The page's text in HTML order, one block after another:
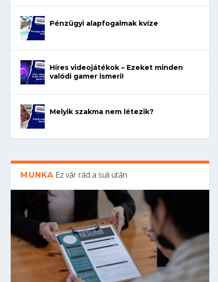
Pénzügyi alapfogalmak kvíze
Híres videojátékok – Ezeket minden
valódi gamer ismeri!
Melyik szakma nem létezik?
MUNKA Ez vár rád a suli után